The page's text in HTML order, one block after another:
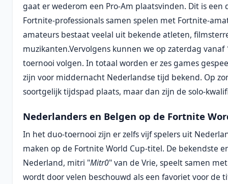
gaat er wederom een Pro-Am plaatsvinden. Dit is een
Fortnite-professionals samen spelen met Fortnite-
amateurs bestaat veelal uit bekende atleten,
muzikanten.Vervolgens kunnen we op zaterdag vanaf
toernooi volgen. In totaal worden er zes games
zijn voor middernacht Nederlandse tijd bekend. Op
soortgelijk tijdspad plaats, maar dan zijn de solo-
Nederlanders en Belgen op de Fortnite
In het duo-toernooi zijn er zelfs vijf spelers uit
maken op de Fortnite World Cup-titel. De bekendste
Nederland, mitri "Mitr0" van de Vrie, speelt samen
wordt door velen beschouwd als een favoriet voor de